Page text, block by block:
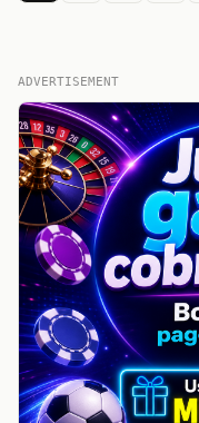
ADVERTISEMENT